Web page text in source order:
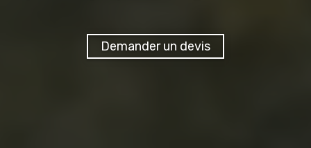
Demander un devis